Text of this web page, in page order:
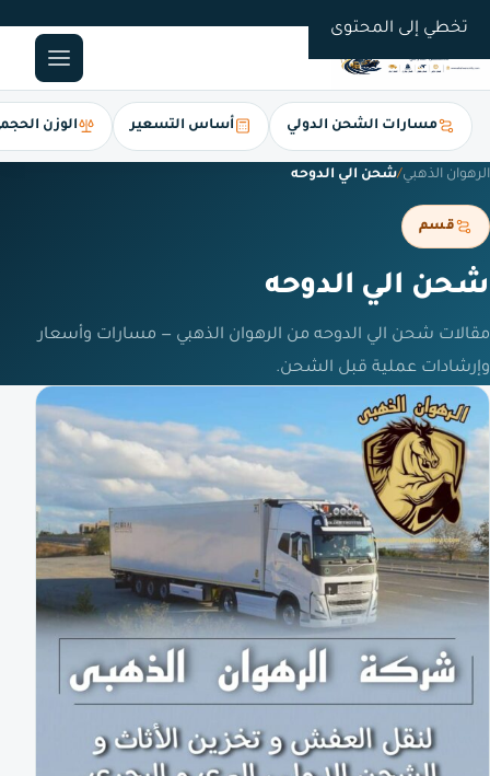
تخطي إلى المحتوى
مسارات الشحن الدولي أساس التسعير الوزن
الرهوان الذهبي/شحن الي الدوحه
قسم
شحن الي الدوحه
مقالات شحن الي الدوحه من الرهوان الذهبي — مسارات وأسعار
وإرشادات عملية قبل الشحن.